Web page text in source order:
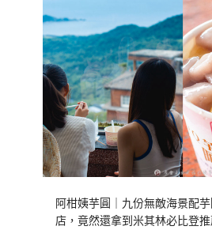
阿柑姨芋圓｜九份無敵海景配
店，竟然還拿到米其林必比登